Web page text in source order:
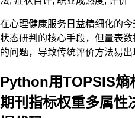
在心理健康服务日益精细化的
状态研判的核心手段，但量表
的问题，导致传统评价方法易
Python用TOPSIS熵
期刊指标权重多属性